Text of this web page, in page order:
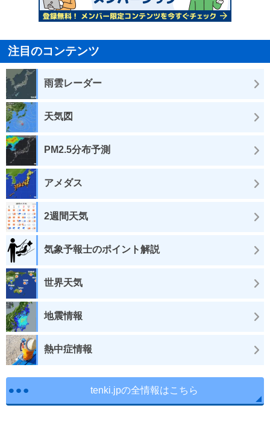
注目のコンテンツ
雨雲レーダー
天気図
PM2.5分布予測
アメダス
2週間天気
気象予報士のポイント解説
世界天気
地震情報
熱中症情報
tenki.jpの全情報はこちら